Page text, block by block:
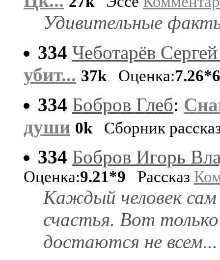
Удивительные
334 Чеботарёв
убит... 37k Оценка:7.26*6
334 Бобров Глеб:
души 0k Сборник
334 Бобров Игорь
Оценка:9.21*9 Рассказ
Каждый человек сам
счастья. Вот
достаются не всем...